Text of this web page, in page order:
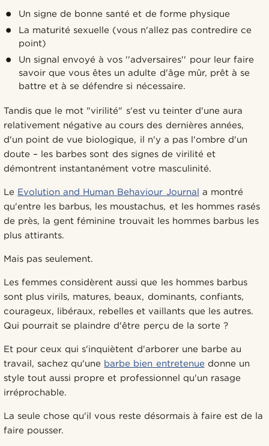
Un signe de bonne santé et de forme physique
La maturité sexuelle (vous n'allez pas contredire ce
point)
Un signal envoyé à vos ''adversaires'' pour leur faire
savoir que vous êtes un adulte d'âge mûr, prêt à se
battre et à se défendre si nécessaire.
Tandis que le mot "virilité" s'est vu teinter d'une aura
relativement négative au cours des dernières années,
d'un point de vue biologique, il n'y a pas l'ombre d'un
doute – les barbes sont des signes de virilité et
démontrent instantanément votre masculinité.
Le Evolution and Human Behaviour Journal a montré
qu'entre les barbus, les moustachus, et les hommes rasés
de près, la gent féminine trouvait les hommes barbus les
plus attirants.
Mais pas seulement.
Les femmes considèrent aussi que les hommes barbus
sont plus virils, matures, beaux, dominants, confiants,
courageux, libéraux, rebelles et vaillants que les autres.
Qui pourrait se plaindre d'être perçu de la sorte ?
Et pour ceux qui s'inquiètent d'arborer une barbe au
travail, sachez qu'une barbe bien entretenue donne un
style tout aussi propre et professionnel qu'un rasage
irréprochable.
La seule chose qu'il vous reste désormais à faire est de la
faire pousser.